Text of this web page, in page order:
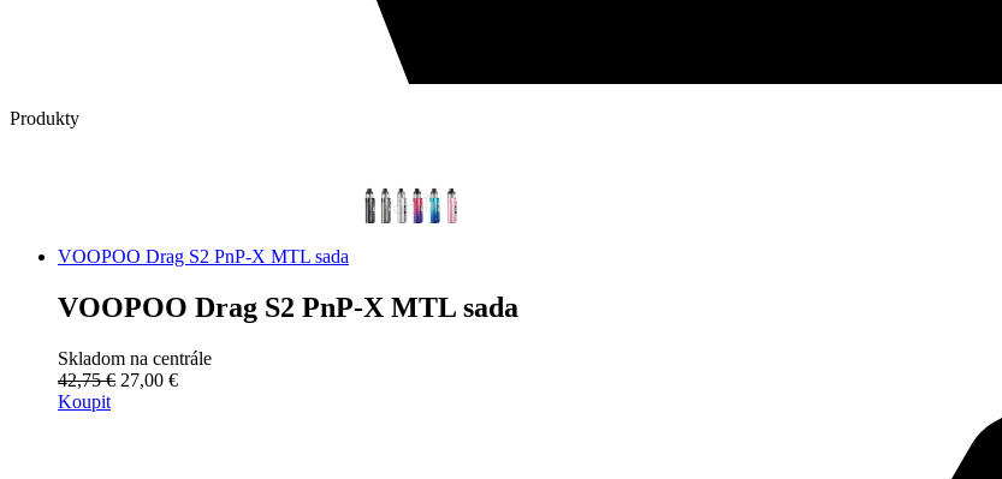
Produkty
VOOPOO Drag S2 PnP-X MTL sada
VOOPOO Drag S2 PnP-X MTL sada
Skladom na centrále
42,75 € 27,00 €
Koupit